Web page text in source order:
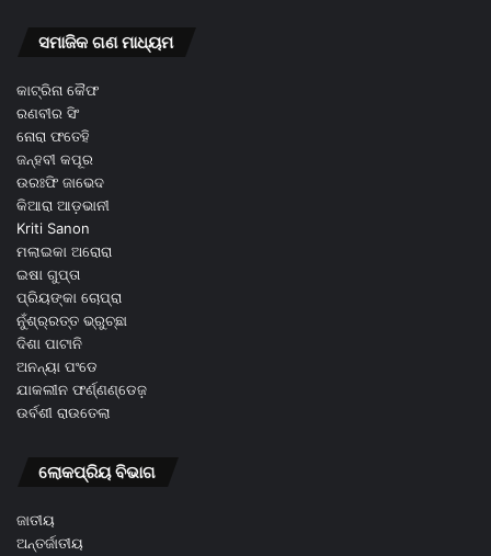
ସମାଜିକ ଗଣ ମାଧ୍ୟମ
କାଟ୍ରିନା କୈଫ
ରଣବୀର ସିଂ
ନୋରା ଫତେହି
ଜନ୍ହବୀ କପୂର
ଉରଃଫି ଜାଭେଦ
କିଆରା ଆଡ଼ଭାନୀ
Kriti Sanon
ମଲାଇକା ଅରୋରା
ଇଷା ଗୁପ୍ତା
ପ୍ରିୟଙ୍କା ଚୋପ୍ରା
ନୁଁଶ୍ର୍ରତ୍ତ ଭ୍ରୁଚ୍ଛା
ଦିଶା ପାଟାନି
ଅନନ୍ୟା ପଂଡେ
ଯାକଲୀନ ଫର୍ଣ୍ଣଣ୍ଡେଜ଼
ଉର୍ବଶୀ ରାଉତେଲା
ଲୋକପ୍ରିୟ ବିଭାଗ
ଜାତୀୟ
ଅନ୍ତର୍ଜାତୀୟ